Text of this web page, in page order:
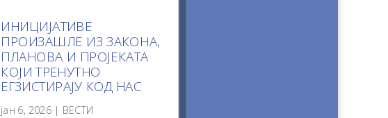
ИНИЦИЈАТИВЕ
ПРОИЗАШЛЕ ИЗ ЗАКОНА,
ПЛАНОВА И ПРОЈЕКАТА
КОЈИ ТРЕНУТНО
ЕГЗИСТИРАЈУ КОД НАС
јан 6, 2026 | ВЕСТИ